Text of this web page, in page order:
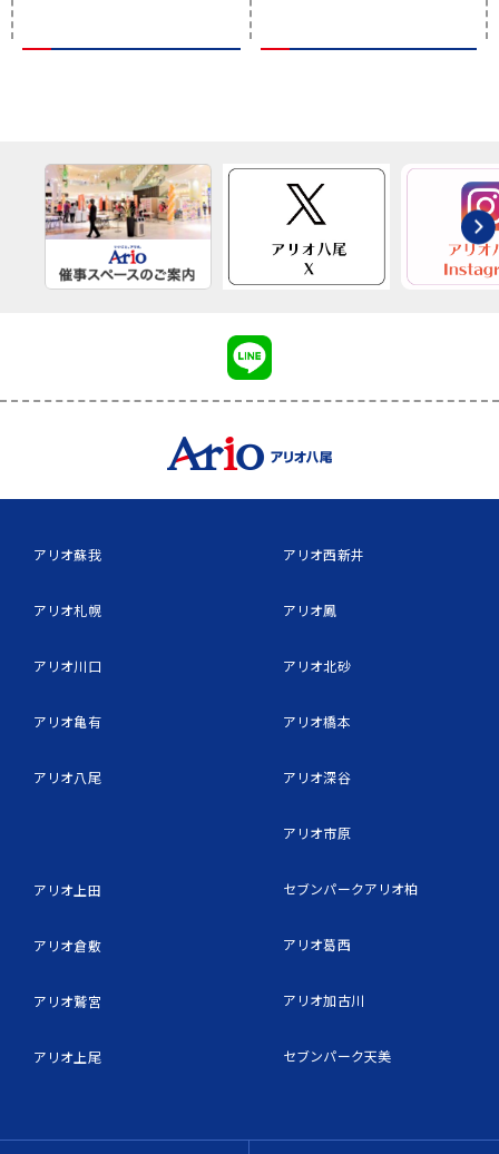
アリオ蘇我
アリオ札幌
アリオ川口
アリオ亀有
アリオ八尾
アリオ上田
アリオ倉敷
アリオ鷲宮
アリオ上尾
アリオ西新井
アリオ鳳
アリオ北砂
アリオ橋本
アリオ深谷
アリオ市原
セブンパークアリオ柏
アリオ葛西
アリオ加古川
セブンパーク天美